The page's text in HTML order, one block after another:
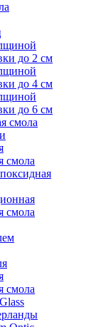
до 2 см
до 4 см
до 6 см
смола
смола
смола
смола